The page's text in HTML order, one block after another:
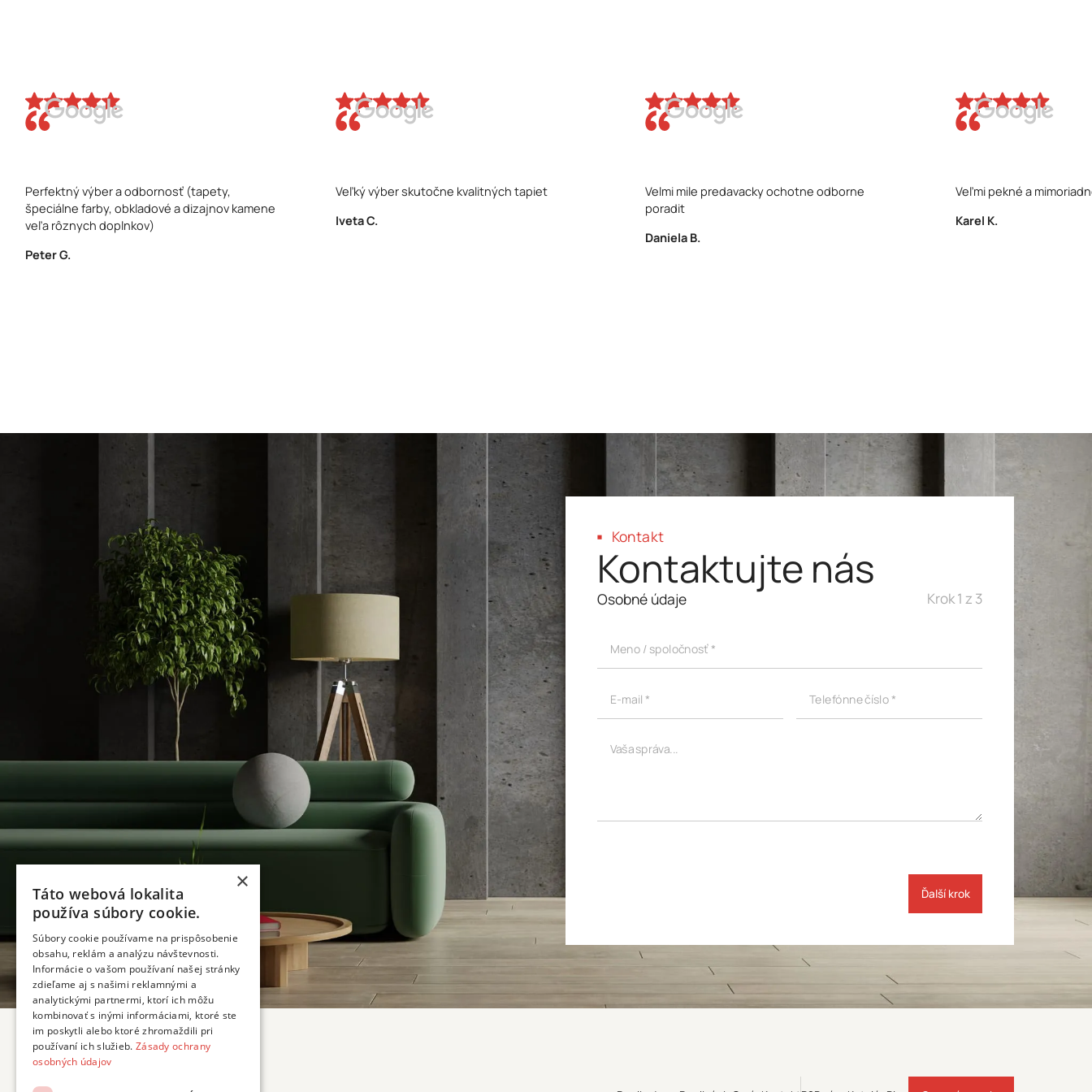
Perfektný výber a odbornosť (tapety,
špeciálne farby, obkladové a dizajnov kamene
veľa rôznych doplnkov)
Peter G.
Veľký výber skutočne kvalitných tapiet
Iveta C.
Velmi mile predavacky ochotne odborne
poradit
Daniela B.
Veľmi pekné a
Karel K.
Kontakt
Kontaktujte nás
Osobné údaje Krok 1 z 3
Meno / spoločnosť *
E-mail * Telefónne číslo *
Vaša správa...
Ďalší krok
×
Táto webová lokalita
používa súbory cookie.
Súbory cookie používame na prispôsobenie
obsahu, reklám a analýzu návštevnosti.
Informácie o vašom používaní našej stránky
zdieľame aj s našimi reklamnými a
analytickými partnermi, ktorí ich môžu
kombinovať s inými informáciami, ktoré ste
im poskytli alebo ktoré zhromaždili pri
používaní ich služieb. Zásady ochrany
osobných údajov